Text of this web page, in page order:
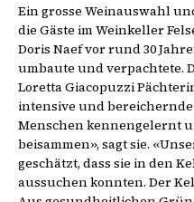
Ein grosse Weinauswahl
die Gäste im Weinkeller
Doris Naef vor rund 30
umbaute und verpachtete.
Loretta Giacopuzzi
intensive und
Menschen kennengelernt
beisammen», sagt sie.
geschätzt, dass sie in den
aussuchen konnten. Der